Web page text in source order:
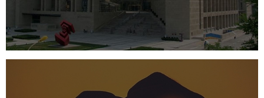
数字博物馆建设
展厅空间设计
产品展厅设计